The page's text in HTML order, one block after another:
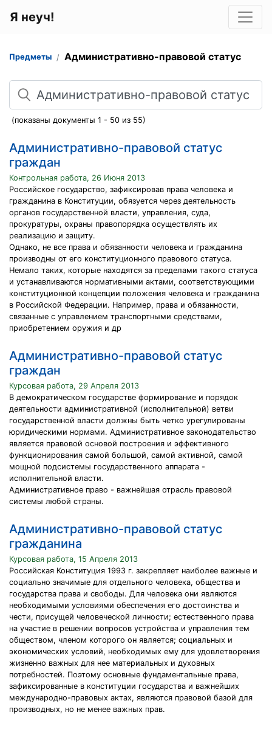
Я неуч!
Предметы Административно-правовой статус
Поиск
(показаны документы 1 - 50 из 55)
Административно-правовой статус
граждан
Контрольная работа, 26 Июня 2013
Российское государство, зафиксировав права человека и
гражданина в Конституции, обязуется через деятельность
органов государственной власти, управления, суда,
прокуратуры, охраны правопорядка осуществлять их
реализацию и защиту.
Однако, не все права и обязанности человека и гражданина
производны от его конституционного правового статуса.
Немало таких, которые находятся за пределами такого статуса
и устанавливаются нормативными актами, соответствующими
конституционной концепции положения человека и гражданина
в Российской Федерации. Например, права и обязанности,
связанные с управлением транспортными средствами,
приобретением оружия и др
Административно-правовой статус
граждан
Курсовая работа, 29 Апреля 2013
В демократическом государстве формирование и порядок
деятельности административной (исполнительной) ветви
государственной власти должны быть четко урегулированы
юридическими нормами. Административное законодательство
является правовой основой построения и эффективного
функционирования самой большой, самой активной, самой
мощной подсистемы государственного аппарата -
исполнительной власти.
Административное право - важнейшая отрасль правовой
системы любой страны.
Административно-правовой статус
гражданина
Курсовая работа, 15 Апреля 2013
Российская Конституция 1993 г. закрепляет наиболее важные и
социально значимые для отдельного человека, общества и
государства права и свободы. Для человека они являются
необходимыми условиями обеспечения его достоинства и
чести, присущей человеческой личности; естественного права
на участие в решении вопросов устройства и управления тем
обществом, членом которого он является; социальных и
экономических условий, необходимых ему для удовлетворения
жизненно важных для нее материальных и духовных
потребностей. Поэтому основные фундаментальные права,
зафиксированные в конституции государства и важнейших
международно-правовых актах, являются правовой базой для
производных, но не менее важных прав.